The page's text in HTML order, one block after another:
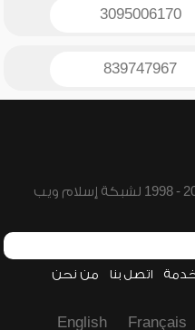
3095006170
839747967
اتصل بنا من نحن
Français
English